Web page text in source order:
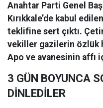
Anahtar Parti Genel
Kırıkkale’de kabul
teklifine sert çıktı.
vekiller gazilerin özlük
Apo ve avanesinin affı
3 GÜN BOYUNCA
DİNLEDİLER